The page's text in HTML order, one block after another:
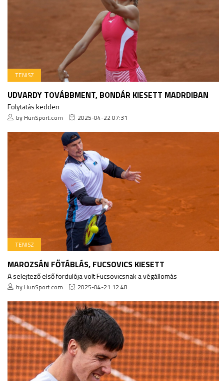
TENISZ
UDVARDY TOVÁBBMENT, BONDÁR KIESETT MADRDIBAN
Folytatás kedden
by HunSport.com 2025-04-22 07:31
TENISZ
MAROZSÁN FŐTÁBLÁS, FUCSOVICS KIESETT
A selejtező első fordulója volt Fucsovicsnak a végállomás
by HunSport.com 2025-04-21 12:48